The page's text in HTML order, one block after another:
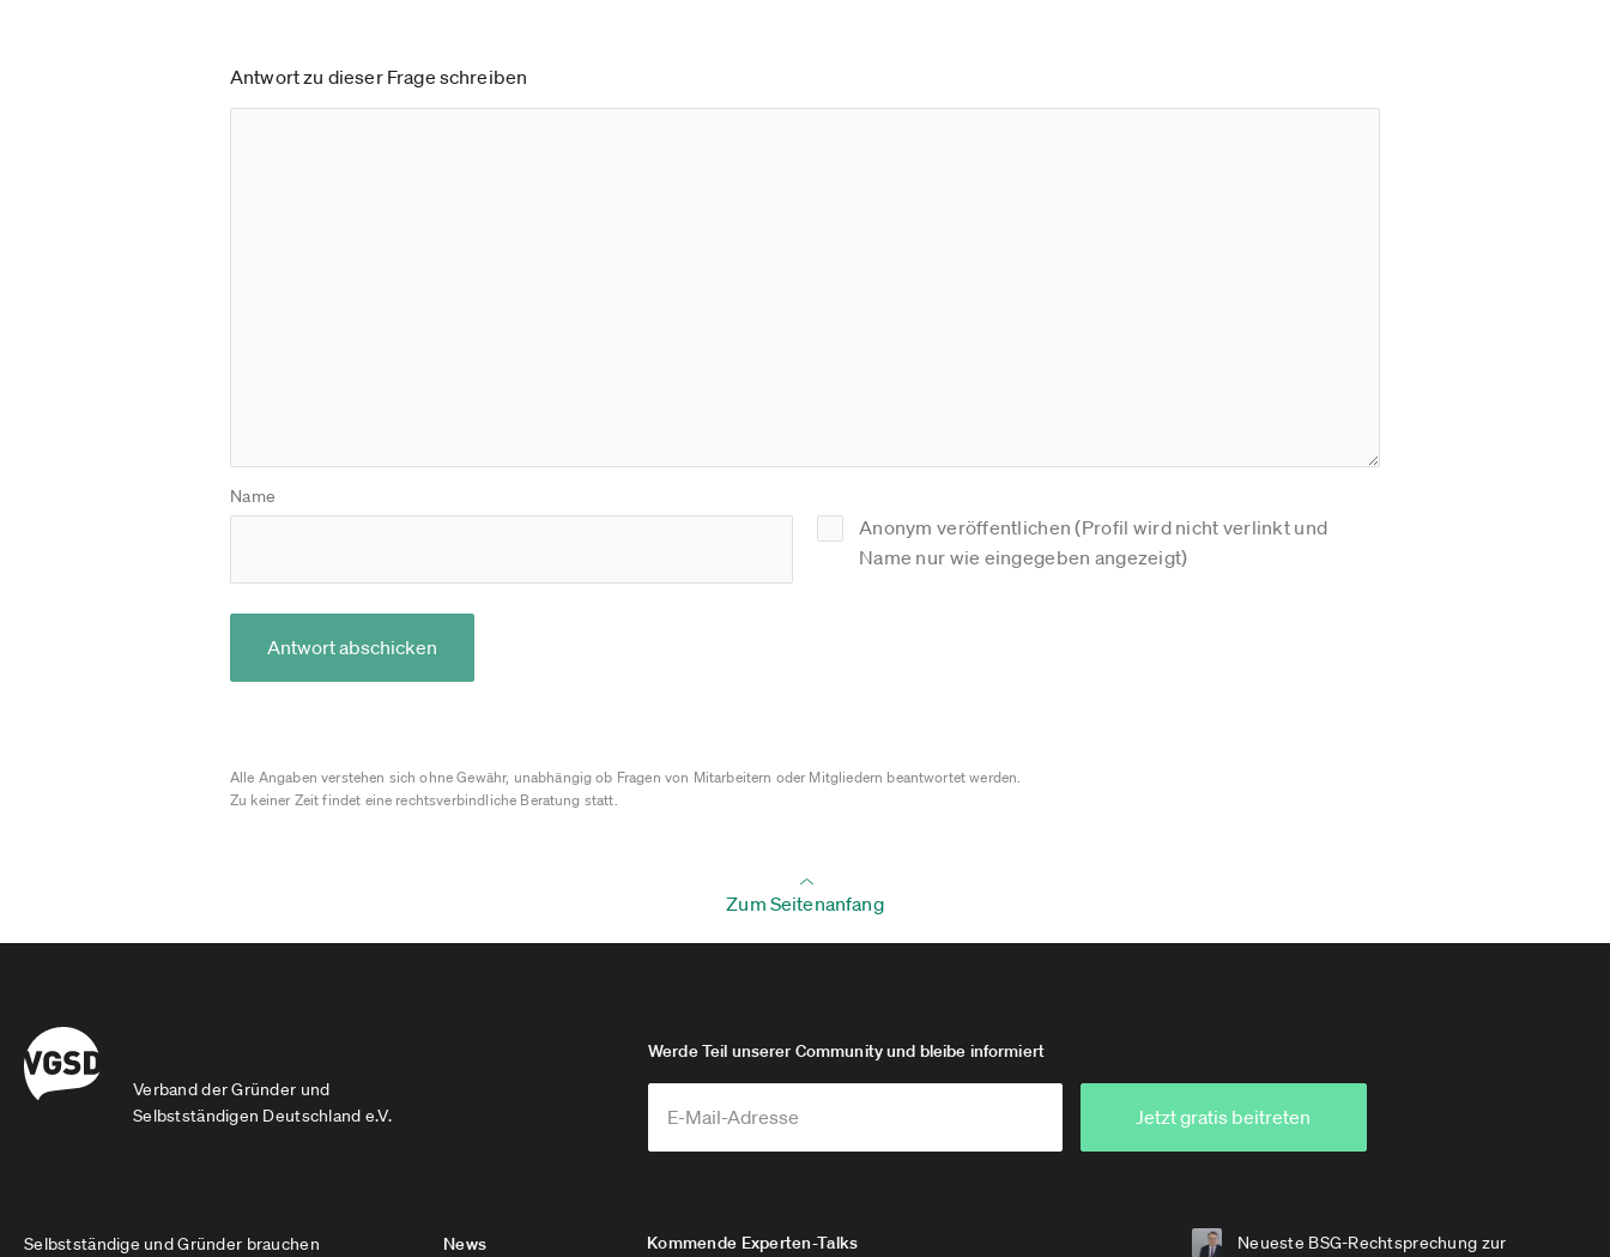
Antwort zu dieser Frage schreiben
Name
Anonym veröffentlichen (Profil wird nicht verlinkt und
Name nur wie eingegeben angezeigt)
Antwort abschicken
Alle Angaben verstehen sich ohne Gewähr, unabhängig ob Fragen von Mitarbeitern oder Mitgliedern beantwortet werden.
Zu keiner Zeit findet eine rechtsverbindliche Beratung statt.
Zum Seitenanfang
Verband der Gründer und
Selbstständigen Deutschland e.V.
Werde Teil unserer Community und bleibe informiert
Jetzt gratis beitreten
Selbstständige und Gründer brauchen
News
Kommende Experten-Talks
Neueste BSG-Rechtsprechung zur